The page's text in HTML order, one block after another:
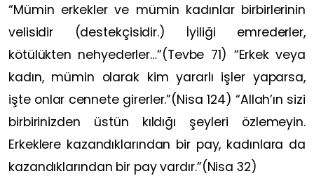
“Mümin erkekler ve mümin kadınlar birbirlerinin
velisidir (destekçisidir.) İyiliği emrederler,
kötülükten nehyederler…”(Tevbe 71) “Erkek veya
kadın, mümin olarak kim yararlı işler yaparsa,
işte onlar cennete girerler.”(Nisa 124) “Allah’ın sizi
birbirinizden üstün kıldığı şeyleri özlemeyin.
Erkeklere kazandıklarından bir pay, kadınlara da
kazandıklarından bir pay vardır.”(Nisa 32)